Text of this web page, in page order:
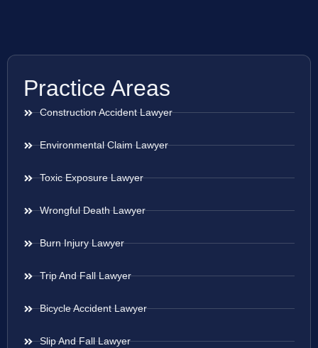
Practice Areas
Construction Accident Lawyer
Environmental Claim Lawyer
Toxic Exposure Lawyer
Wrongful Death Lawyer
Burn Injury Lawyer
Trip And Fall Lawyer
Bicycle Accident Lawyer
Slip And Fall Lawyer